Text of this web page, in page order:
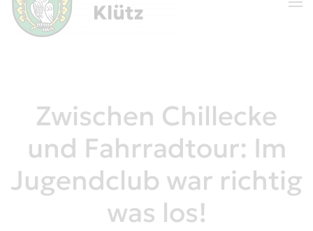
Zwischen Chillecke
und Fahrradtour: Im
Jugendclub war richtig
was los!